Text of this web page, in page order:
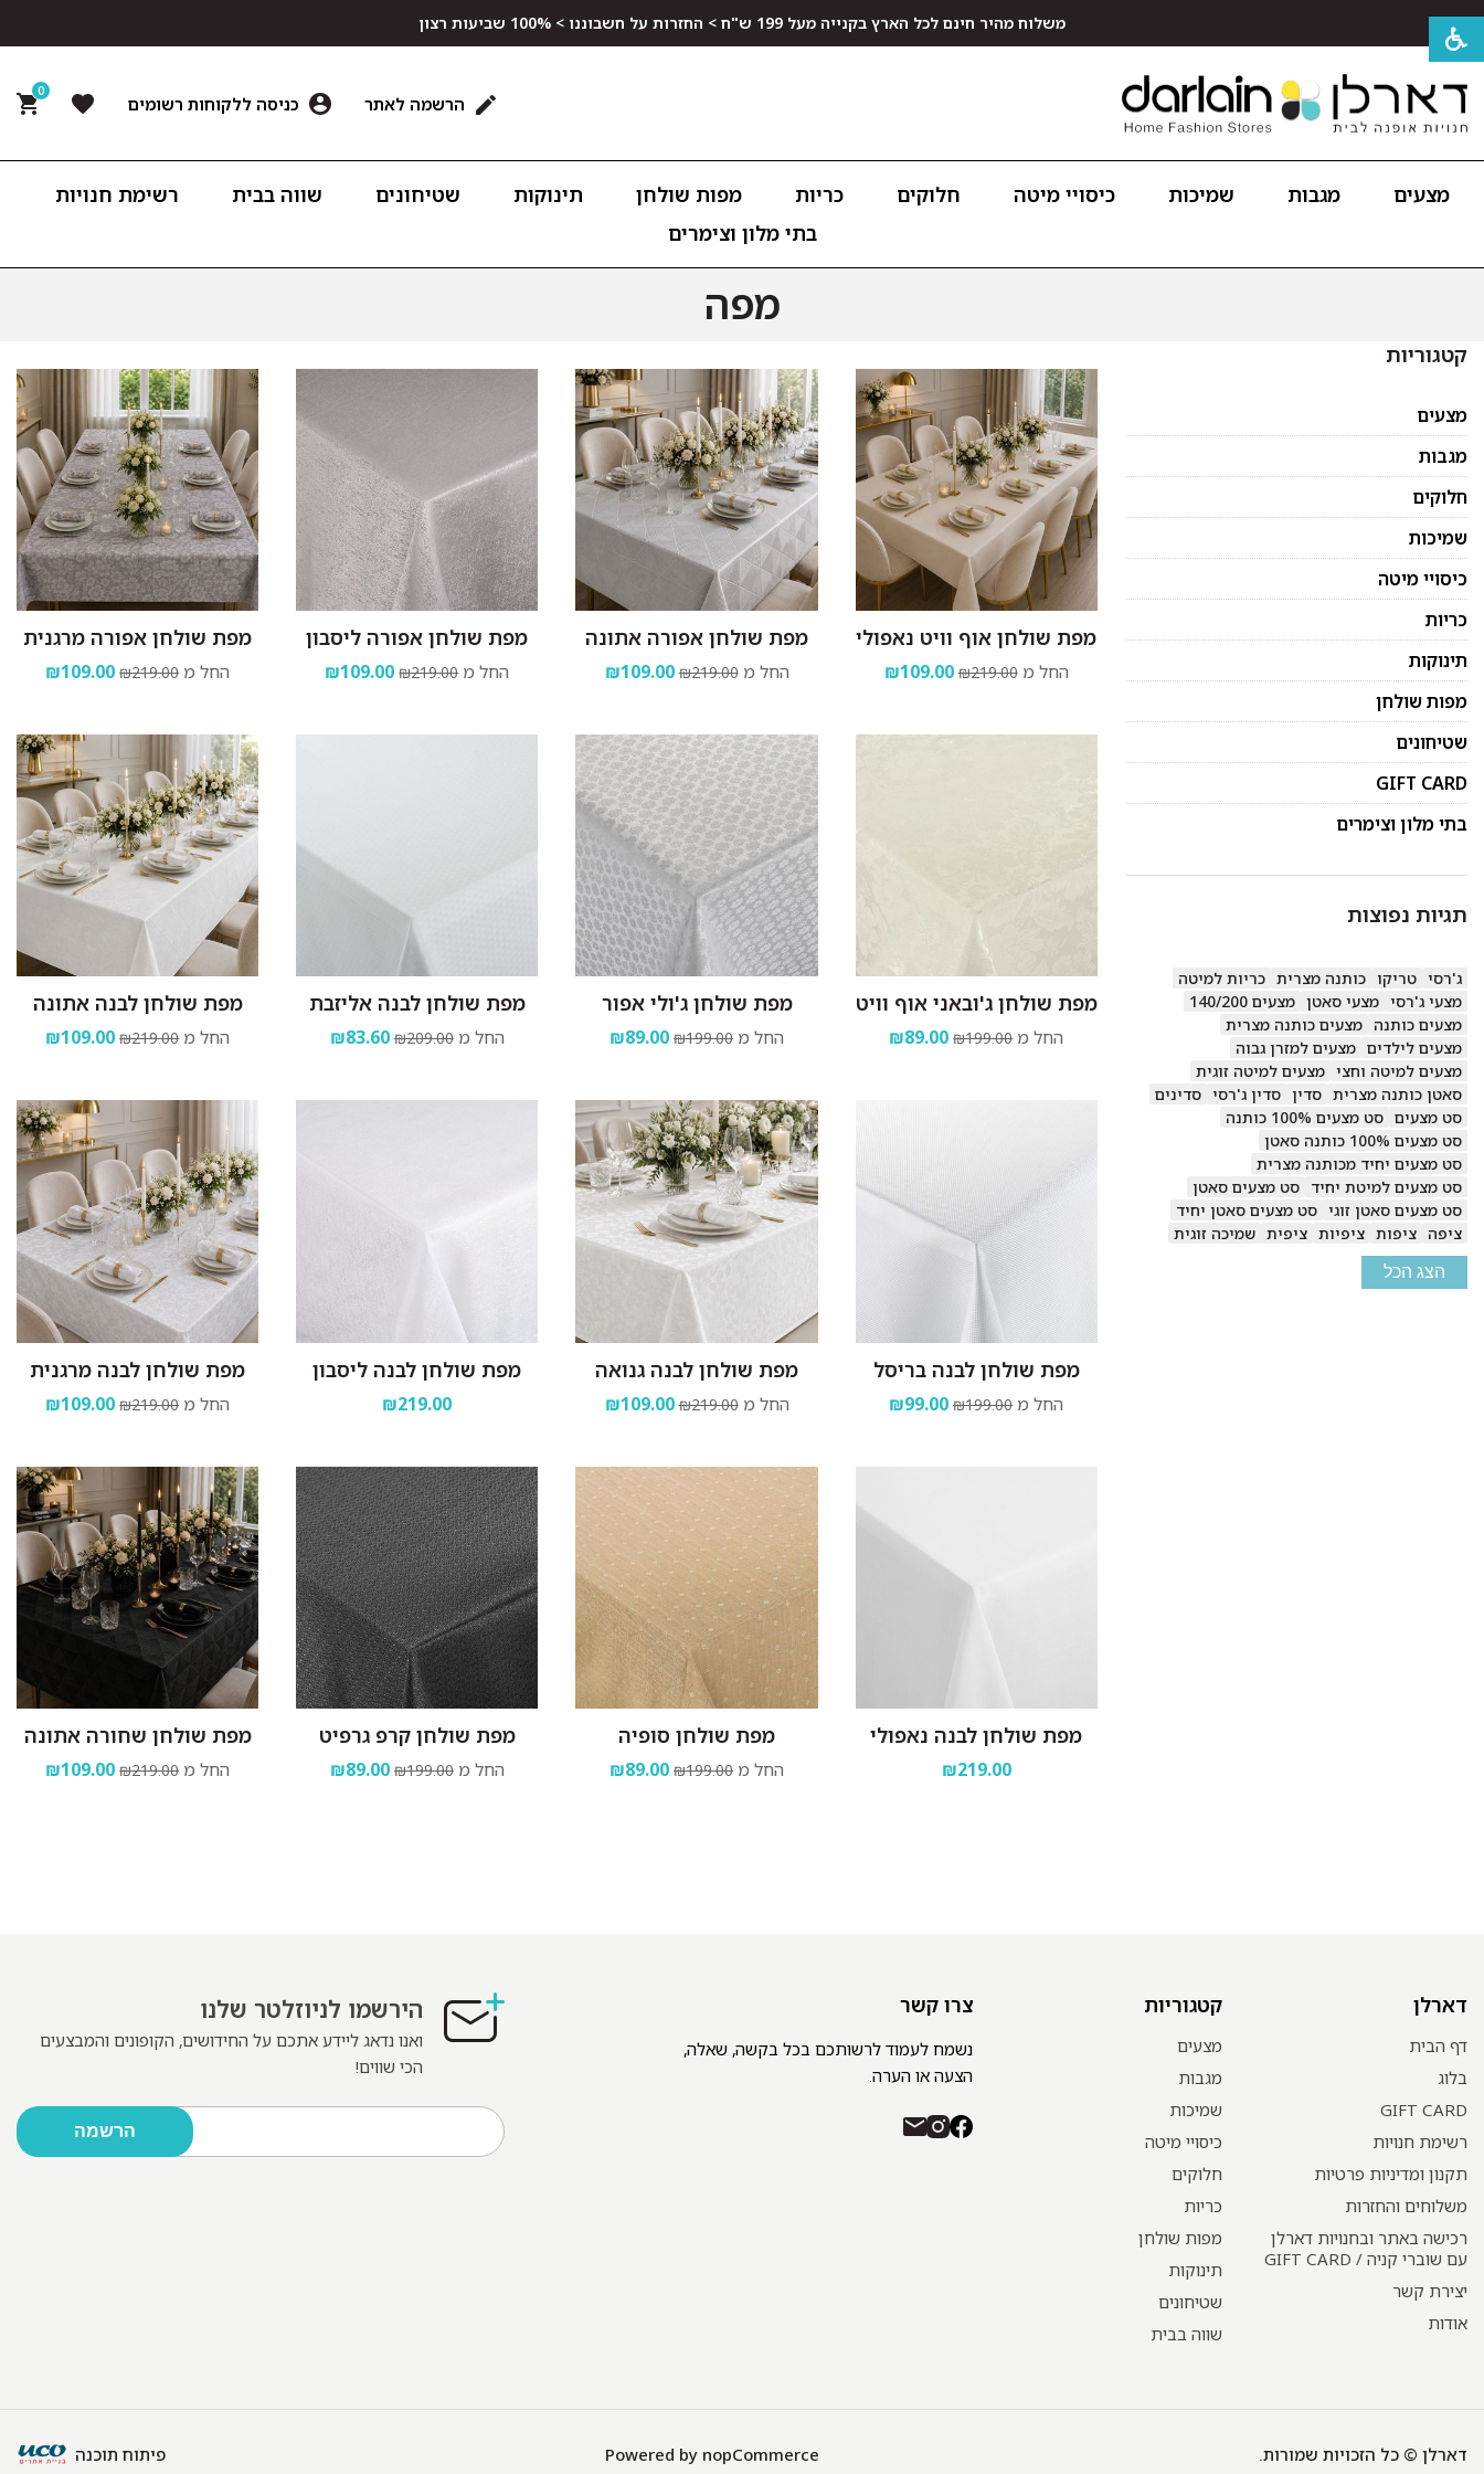
משלוח מהיר חינם לכל הארץ בקנייה מעל 199 ש"ח > החזרות על חשבוננו > 100% שביעות רצון
הרשמה לאתר כניסה ללקוחות רשומים
0
מצעים מגבות שמיכות כיסויי מיטה חלוקים כריות מפות שולחן תינוקות שטיחונים שווה בבית
רשימת חנויות
בתי מלון וצימרים
מפה
מפת שולחן אוף וויט נאפולי
החל מ ₪219.00
₪109.00
מפת שולחן אפורה אתונה
החל מ ₪219.00
₪109.00
מפת שולחן אפורה ליסבון
החל מ ₪219.00
₪109.00
מפת שולחן אפורה מרגנית
החל מ ₪219.00
₪109.00
מפת שולחן ג'ובאני אוף וויט
החל מ ₪199.00
₪89.00
מפת שולחן ג'ולי אפור
החל מ ₪199.00
₪89.00
מפת שולחן לבנה אליזבת
החל מ ₪209.00
₪83.60
מפת שולחן לבנה אתונה
החל מ ₪219.00
₪109.00
מפת שולחן לבנה בריסל
החל מ ₪199.00
₪99.00
מפת שולחן לבנה גנואה
החל מ ₪219.00
₪109.00
מפת שולחן לבנה ליסבון
₪219.00
מפת שולחן לבנה מרגנית
החל מ ₪219.00
₪109.00
מפת שולחן לבנה נאפולי
₪219.00
מפת שולחן סופיה
החל מ ₪199.00
₪89.00
מפת שולחן קרפ גרפיט
החל מ ₪199.00
₪89.00
מפת שולחן שחורה אתונה
החל מ ₪219.00
₪109.00
קטגוריות
מצעים
מגבות
חלוקים
שמיכות
כיסויי מיטה
כריות
תינוקות
מפות שולחן
שטיחונים
GIFT CARD
בתי מלון וצימרים
תגיות נפוצות
ג'רסי טריקו כותנה מצרית כריות למיטה
מצעי ג'רסי מצעי סאטן מצעים 140/200
מצעים כותנה מצעים כותנה מצרית
מצעים לילדים מצעים למזרן גבוה
מצעים למיטה וחצי מצעים למיטה זוגית
סאטן כותנה מצרית סדין סדין ג'רסי סדינים
סט מצעים סט מצעים 100% כותנה
סט מצעים 100% כותנה סאטן
סט מצעים יחיד מכותנה מצרית
סט מצעים למיטת יחיד סט מצעים סאטן
סט מצעים סאטן זוגי סט מצעים סאטן יחיד
ציפה ציפות ציפיות ציפית שמיכה זוגית
הצג הכל
דארלן
דף הבית
בלוג
GIFT CARD
רשימת חנויות
תקנון ומדיניות פרטיות
משלוחים והחזרות
רכישה באתר ובחנויות דארלן
עם שוברי קניה / GIFT CARD
יצירת קשר
אודות
קטגוריות
מצעים
מגבות
שמיכות
כיסויי מיטה
חלוקים
כריות
מפות שולחן
תינוקות
שטיחונים
שווה בבית
צרו קשר
נשמח לעמוד לרשותכם בכל בקשה, שאלה,
הצעה או הערה.
הירשמו לניוזלטר שלנו
ואנו נדאג ליידע אתכם על החידושים, הקופונים והמבצעים
הכי שווים!
דארלן © כל הזכויות שמורות. Powered by nopCommerce פיתוח תוכנה